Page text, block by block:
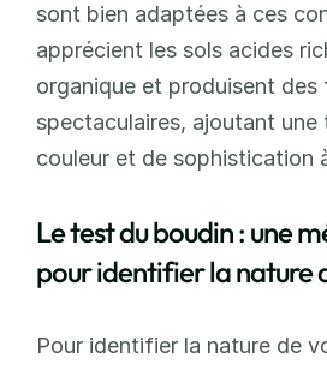
sont bien adaptées à ces
apprécient les sols acides
organique et produisent des
spectaculaires, ajoutant une
couleur et de sophistication
Le test du boudin : une
pour identifier la nature
Pour identifier la nature de